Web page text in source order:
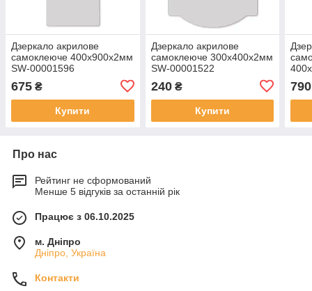
Дзеркало акрилове
самоклеюче 400х900х2мм
SW-00001596
675 ₴
Купити
Дзеркало акрилове
самоклеюче 300х400х2мм
SW-00001522
240₴
Купити
790
Про нас
Рейтинг не сформований
Менше 5 відгуків за останній рік
Працює з 06.10.2025
м. Дніпро
Дніпро, Україна
Контакти